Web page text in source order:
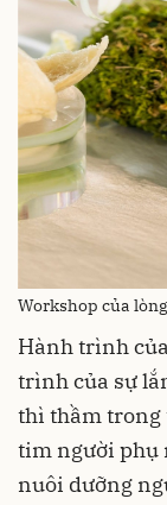
Workshop của
Hành trình
trình của sự
thì thầm trong
tim người phụ
nuôi dưỡng